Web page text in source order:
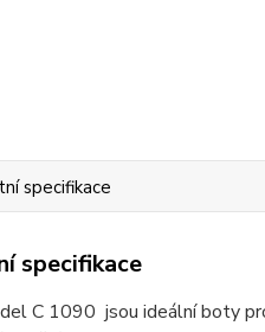
specifikace
specifikace
C 1090 jsou ideální boty